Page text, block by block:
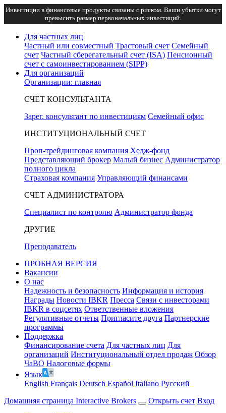
Инвестиции в финансовые продукты связаны с риском. Ваши убытки могут
превысить размер первоначальных инвестиций.
Для частных лиц
Частный или совместный Трастовый счет Семейный
счет Частный сберегательный счет (ISA) Пенсионный
счет с самоинвестированием (SIPP)
Для организаций
Организации: главная
СЧЕТ КОНСУЛЬТАНТА
Зарег. консультант по инвестициям Семейный офис
ИНСТИТУЦИОНАЛЬНЫЙ СЧЕТ
Проп-трейдинговая компания Хедж-фонд
Представляющий брокер Малый бизнес Администратор
полного цикла
Страховая компания Управляющий финансами
СЧЕТ АДМИНИСТРАТОРА
Специалист по контролю Администратор фонда
ДРУГИЕ
Преподаватель
ПРОБНАЯ ВЕРСИЯ
Вакансии
О нас
Надежность и безопасность Информация и история
Награды Новости IBKR Пресса Связи с инвесторами
IBKR в соцсетях Ответственные вложения
Регулятивные отчеты Пригласите друга Партнерские
программы
Поддержка
Финансирование счета Для частных лиц Для
организаций Институциональный отдел продаж Обзор
ЧаВО Налоговые формы
Язык
English Français Deutsch Español Italiano Pусский
Домашняя страница Interactive Brokers
Открыть счет Вход